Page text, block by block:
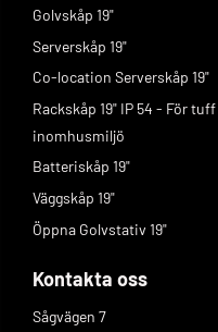
Golvskåp 19"
Serverskåp 19"
Co-location Serverskåp 19"
Rackskåp 19" IP 54 - För tuff
inomhusmiljö
Batteriskåp 19"
Väggskåp 19"
Öppna Golvstativ 19"
Kontakta oss
Sågvägen 7